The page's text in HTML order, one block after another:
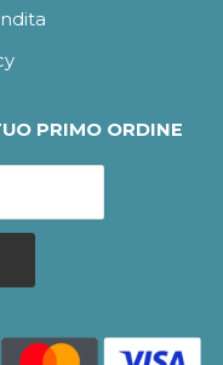
PRIMO ORDINE